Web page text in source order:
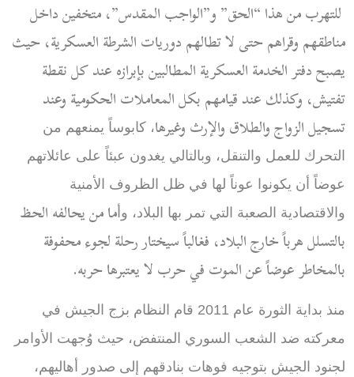
للتهرب من هذا “الحق” و”الواجب المقدس”، متخفين داخل
مناطقهم وقراهم حتى لا تطالهم دوريات الشرطة العسكرية، حيث
يصبح دفتر الخدمة العسكرية المطالبين بإبرازه عند كل نقطة
تفتيش، وكذلك عند قيامهم بكل المعاملات الحكومية وعند
تسجيل الزواج والطلاق والإرث وغيرها،كابوساً يمنعهم من
التحرك للعمل والتنقل، وبالتالي يغدون عبئاً على عائلاتهم
عوضاً أن يكونوا عوناً لها في ظل الظروف الأمنية
والاقتصادية الصعبة التي تمر بها البلاد، و أما من يحالفه الحظ
بالتسلل هرباً خارج البلاد، فغالباً سيختار رحلة لجوء محفوفة
بالمخاطر عوضاً عن الموت في حرب لا يعتبرها حربه.
منذ بداية الثورة عام 2011 قام النظام بزج الجيش في
معركته ضد الشعب السوري المنتفض، حيث وُجهت الأوامر
لجنود الجيش بتوجيه فوهات بنادقهم إلى صدور أهاليهم،